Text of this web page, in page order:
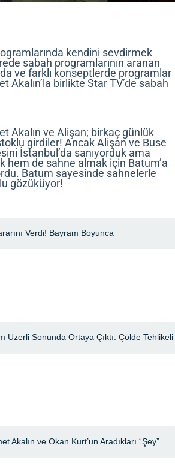
kendini sevdirmek
sabah programlarının aranan
ve farklı konseptlerde programlar
birlikte Star TV’de sabah
Akalın ve Alişan; birkaç günlük
girdiler! Ancak Alişan ve Buse
İstanbul’da sanıyorduk ama
hem de sahne almak için Batum’a
Batum sayesinde sahnelerle
gözüküyor!